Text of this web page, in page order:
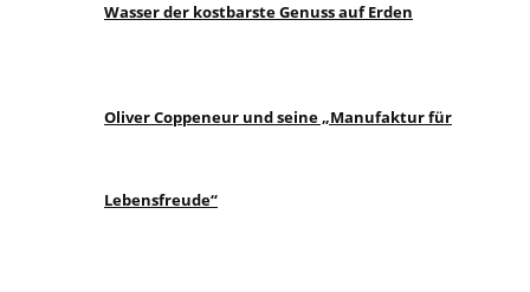
Wasser der kostbarste Genuss auf Erden
Oliver Coppeneur und seine „Manufaktur für
Lebensfreude“